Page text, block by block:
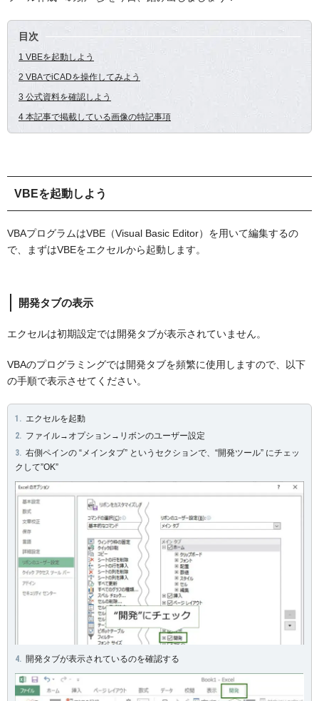
目次
1 VBEを起動しよう
2 VBAでiCADを操作してみよう
3 公式資料を確認しよう
4 本記事で掲載している画像の特記事項
VBEを起動しよう
VBAプログラムはVBE（Visual Basic Editor）を用いて編集するの
で、まずはVBEをエクセルから起動します。
開発タブの表示
エクセルは初期設定では開発タブが表示されていません。
VBAのプログラミングでは開発タブを頻繁に使用しますので、以下
の手順で表示させてください。
エクセルを起動
ファイル→オプション→リボンのユーザー設定
右側ペインの “メインタブ” というセクションで、“開発ツール” にチェッ
クして”OK”
開発タブが表示されているのを確認する